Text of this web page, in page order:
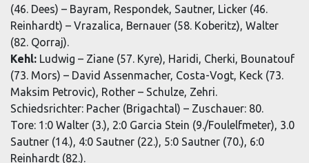
(46. Dees) – Bayram, Respondek, Sautner, Licker (46.
Reinhardt) – Vrazalica, Bernauer (58. Koberitz), Walter
(82. Qorraj).
Kehl: Ludwig – Ziane (57. Kyre), Haridi, Cherki, Bounatouf
(73. Mors) – David Assenmacher, Costa-Vogt, Keck (73.
Maksim Petrovic), Rother – Schulze, Zehri.
Schiedsrichter: Pacher (Brigachtal) – Zuschauer: 80.
Tore: 1:0 Walter (3.), 2:0 Garcia Stein (9./Foulelfmeter), 3.0
Sautner (14.), 4:0 Sautner (22.), 5:0 Sautner (70.), 6:0
Reinhardt (82.).